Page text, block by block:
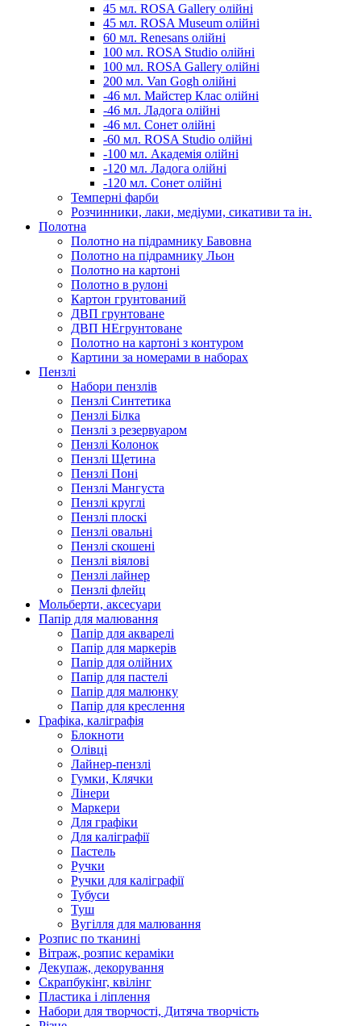
45 мл. ROSA Gallery олійні
45 мл. ROSA Museum олійні
60 мл. Renesans олійні
100 мл. ROSA Studio олійні
100 мл. ROSA Gallery олійні
200 мл. Van Gogh олійні
-46 мл. Майстер Клас олійні
-46 мл. Ладога олійні
-46 мл. Сонет олійні
-60 мл. ROSA Studio олійні
-100 мл. Академія олійні
-120 мл. Ладога олійні
-120 мл. Сонет олійні
Темперні фарби
Розчинники, лаки, медіуми, сикативи та ін.
Полотна
Полотно на підрамнику Бавовна
Полотно на підрамнику Льон
Полотно на картоні
Полотно в рулоні
Картон грунтований
ДВП грунтоване
ДВП НЕгрунтоване
Полотно на картоні з контуром
Картини за номерами в наборах
Пензлі
Набори пензлів
Пензлі Синтетика
Пензлі Білка
Пензлі з резервуаром
Пензлі Колонок
Пензлі Щетина
Пензлі Поні
Пензлі Мангуста
Пензлі круглі
Пензлі плоскі
Пензлі овальні
Пензлі скошені
Пензлі віялові
Пензлі лайнер
Пензлі флейц
Мольберти, аксесуари
Папір для малювання
Папір для акварелі
Папір для маркерів
Папір для олійних
Папір для пастелі
Папір для малюнку
Папір для креслення
Графіка, каліграфія
Блокноти
Олівці
Лайнер-пензлі
Гумки, Клячки
Лінери
Маркери
Для графіки
Для каліграфії
Пастель
Ручки
Ручки для каліграфії
Тубуси
Туш
Вугілля для малювання
Розпис по тканині
Вітраж, розпис кераміки
Декупаж, декорування
Скрапбукінг, квілінг
Пластика і ліплення
Набори для творчості, Дитяча творчість